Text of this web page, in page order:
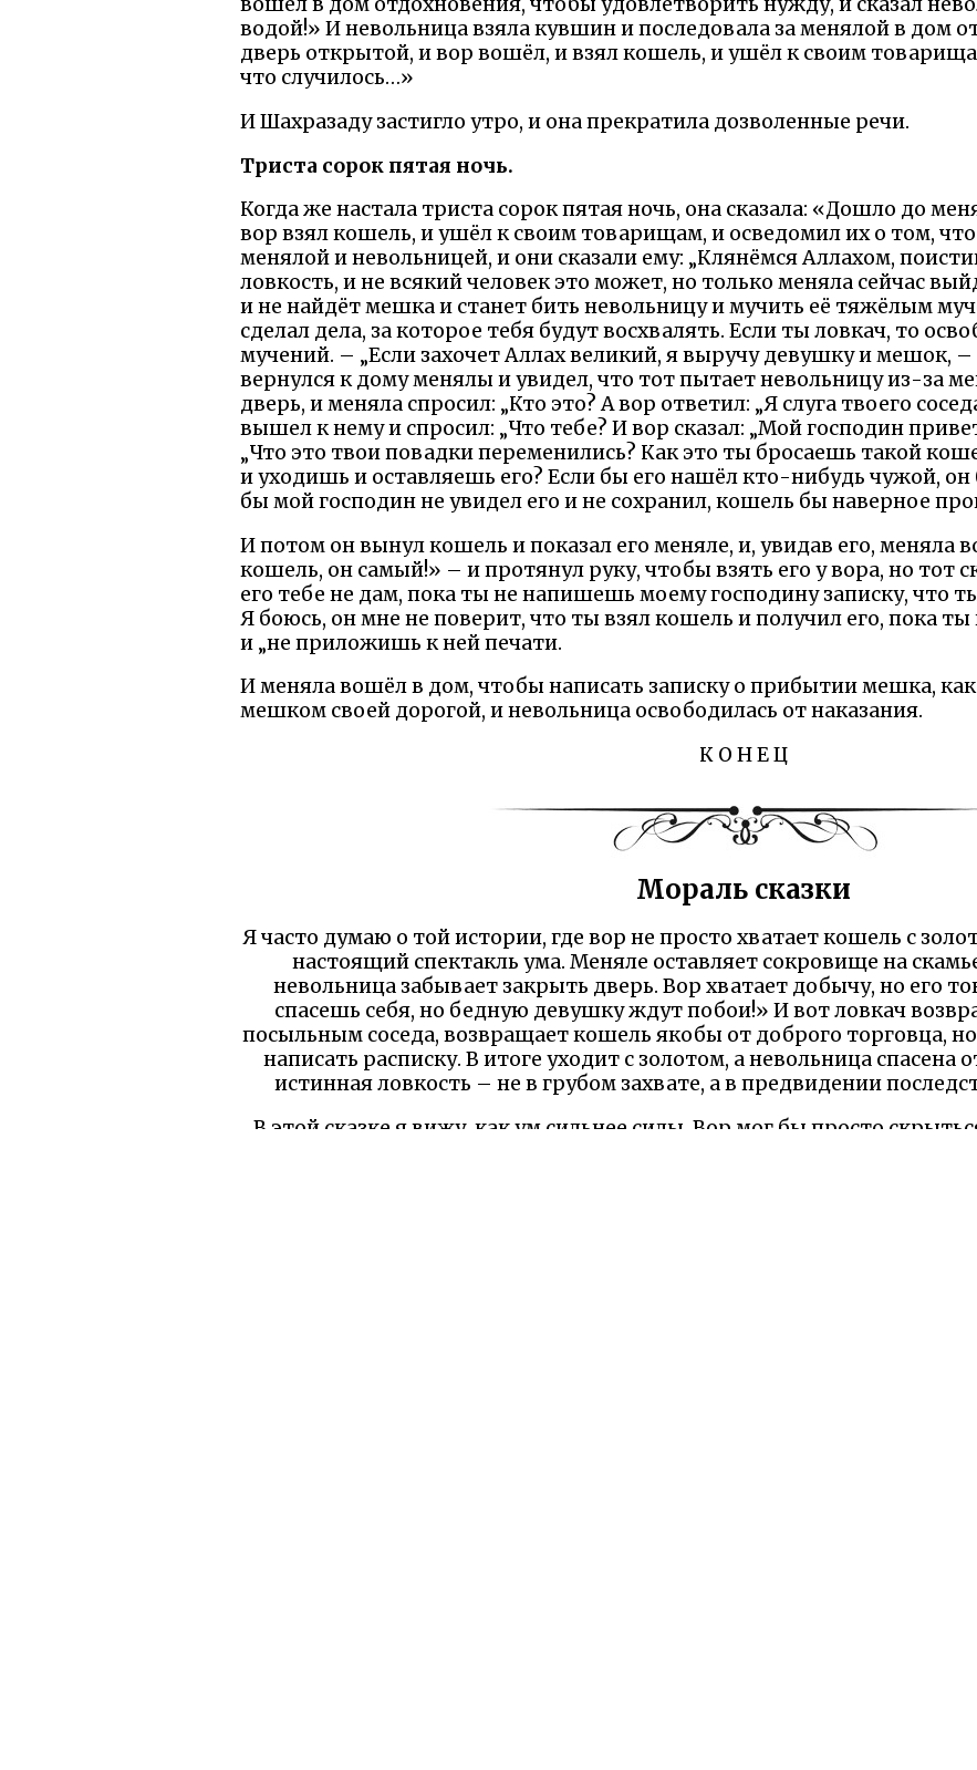
водой!» И невольница взяла кувшин и последовала за менялой в дом
дверь открытой, и вор вошёл, и взял кошель, и ушёл к своим
что случилось…»
И Шахразаду застигло утро, и она прекратила дозволенные речи.
Триста сорок пятая ночь.
Когда же настала триста сорок пятая ночь, она сказала: «Дошло до
вор взял кошель, и ушёл к своим товарищам, и осведомил их о том, что
менялой и невольницей, и они сказали ему: „Клянёмся Аллахом,
ловкость, и не всякий человек это может, но только меняла сейчас
и не найдёт мешка и станет бить невольницу и мучить её тяжёлым
сделал дела, за которое тебя будут восхвалять. Если ты ловкач, то
мучений. – „Если захочет Аллах великий, я выручу девушку и мешок, –
вернулся к дому менялы и увидел, что тот пытает невольницу из-за
дверь, и меняла спросил: „Кто это? А вор ответил: „Я слуга твоего
вышел к нему и спросил: „Что тебе? И вор сказал: „Мой господин
„Что это твои повадки переменились? Как это ты бросаешь такой
и уходишь и оставляешь его? Если бы его нашёл кто-нибудь чужой, он
бы мой господин не увидел его и не сохранил, кошель бы наверное
И потом он вынул кошель и показал его меняле, и, увидав его, меняла
кошель, он самый!» – и протянул руку, чтобы взять его у вора, но тот
его тебе не дам, пока ты не напишешь моему господину записку, что
Я боюсь, он мне не поверит, что ты взял кошель и получил его, пока
и „не приложишь к ней печати.
И меняла вошёл в дом, чтобы написать записку о прибытии мешка, как
мешком своей дорогой, и невольница освободилась от наказания.
К О Н Е Ц
Мораль сказки
Я часто думаю о той истории, где вор не просто хватает кошель с
настоящий спектакль ума. Меняле оставляет сокровище на
невольница забывает закрыть дверь. Вор хватает добычу, но его
спасешь себя, но бедную девушку ждут побои!» И вот ловкач
посыльным соседа, возвращает кошель якобы от доброго торговца,
написать расписку. В итоге уходит с золотом, а невольница спасена
истинная ловкость – не в грубом захвате, а в предвидении
В этой сказке я вижу, как ум сильнее силы. Вор мог бы просто